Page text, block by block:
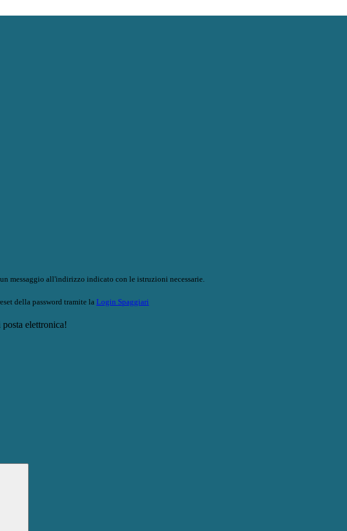
messaggio all'indirizzo indicato con le istruzioni necessarie.
della password tramite la Login Spaggiari
elettronica!